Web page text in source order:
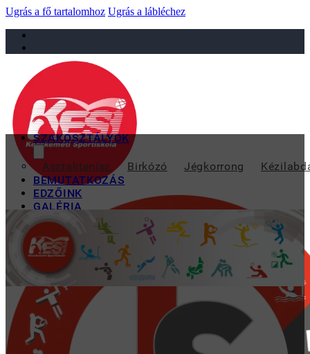
Ugrás a fő tartalomhoz Ugrás a lábléchez
sportiskola@juniorsportkft.hu
SZAKOSZTÁLYOK
Asztalitenisz Birkózó Jégkorrong
BEMUTATKOZÁS
EDZŐINK
GALÉRIA
TAO
KAPCSOLAT